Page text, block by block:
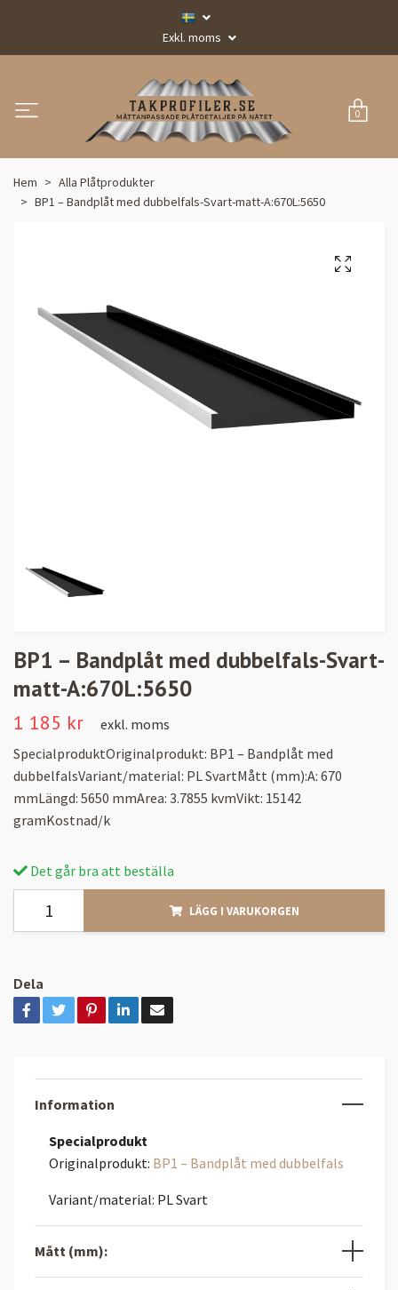
Exkl. moms
0
Hem
Alla Plåtprodukter
BP1 – Bandplåt med dubbelfals-Svart-matt-A:670L:5650
BP1 – Bandplåt med dubbelfals-Svart-
matt-A:670L:5650
1 185 kr
exkl. moms
SpecialproduktOriginalprodukt: BP1 – Bandplåt med
dubbelfalsVariant/material: PL SvartMått (mm):A: 670
mmLängd: 5650 mmArea: 3.7855 kvmVikt: 15142
gramKostnad/k
Det går bra att beställa
LÄGG I VARUKORGEN
Dela
Information
Specialprodukt
Originalprodukt: BP1 – Bandplåt med dubbelfals
Variant/material: PL Svart
Mått (mm):